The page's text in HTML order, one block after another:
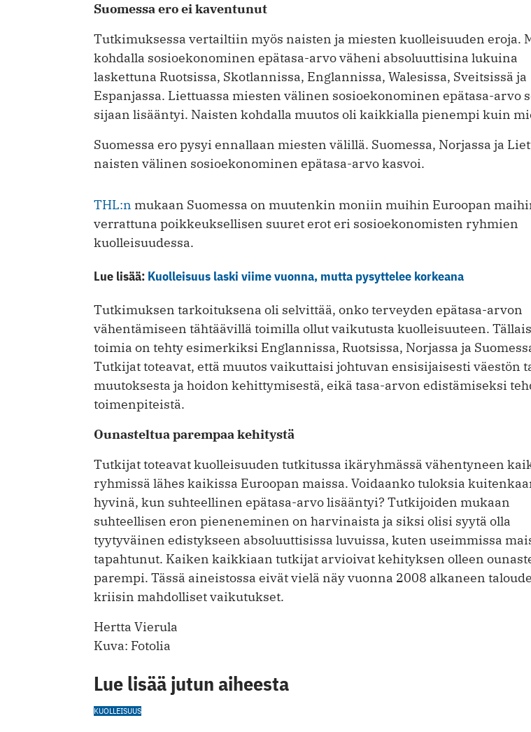
Suomessa ero ei kaventunut
Tutkimuksessa vertailtiin myös naisten ja miesten kuolleisuuden eroja.
kohdalla sosioekonominen epätasa-arvo väheni absoluuttisina lukuina
laskettuna Ruotsissa, Skotlannissa, Englannissa, Walesissa, Sveitsissä ja
Espanjassa. Liettuassa miesten välinen sosioekonominen epätasa-arvo
sijaan lisääntyi. Naisten kohdalla muutos oli kaikkialla pienempi kuin
Suomessa ero pysyi ennallaan miesten välillä. Suomessa, Norjassa ja
naisten välinen sosioekonominen epätasa-arvo kasvoi.
THL:n mukaan Suomessa on muutenkin moniin muihin Euroopan
verrattuna poikkeuksellisen suuret erot eri sosioekonomisten ryhmien
kuolleisuudessa.
Lue lisää: Kuolleisuus laski viime vuonna, mutta pysyttelee korkeana
Tutkimuksen tarkoituksena oli selvittää, onko terveyden epätasa-arvon
vähentämiseen tähtäävillä toimilla ollut vaikutusta kuolleisuuteen.
toimia on tehty esimerkiksi Englannissa, Ruotsissa, Norjassa ja
Tutkijat toteavat, että muutos vaikuttaisi johtuvan ensisijaisesti väestön
muutoksesta ja hoidon kehittymisestä, eikä tasa-arvon edistämiseksi
toimenpiteistä.
Ounasteltua parempaa kehitystä
Tutkijat toteavat kuolleisuuden tutkitussa ikäryhmässä vähentyneen
ryhmissä lähes kaikissa Euroopan maissa. Voidaanko tuloksia
hyvinä, kun suhteellinen epätasa-arvo lisääntyi? Tutkijoiden mukaan
suhteellisen eron pieneneminen on harvinaista ja siksi olisi syytä olla
tyytyväinen edistykseen absoluuttisissa luvuissa, kuten useimmissa
tapahtunut. Kaiken kaikkiaan tutkijat arvioivat kehityksen olleen
parempi. Tässä aineistossa eivät vielä näy vuonna 2008 alkaneen
kriisin mahdolliset vaikutukset.
Hertta Vierula
Kuva: Fotolia
Lue lisää jutun aiheesta
KUOLLEISUUS